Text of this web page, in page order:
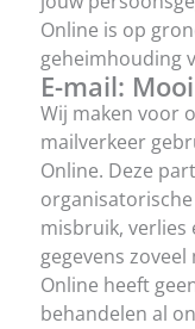
Online is op
geheimhouding
E-mail:
Wij maken voor
mailverkeer
Online. Deze
misbruik, verlies
gegevens
Online heeft
behandelen al